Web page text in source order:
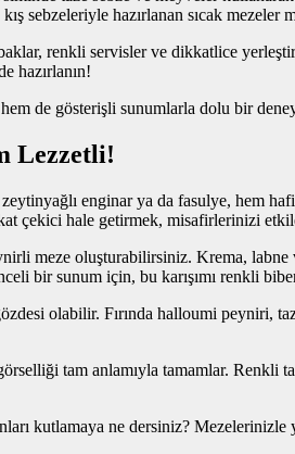
sebzeleriyle hazırlanan sıcak mezeler
renkli servisler ve dikkatlice
hazırlanın!
de gösterişli sunumlarla dolu bir
Lezzetli!
enginar ya da fasulye, hem
çekici hale getirmek, misafirlerinizi
meze oluşturabilirsiniz. Krema,
bir sunum için, bu karışımı renkli
olabilir. Fırında halloumi
tam anlamıyla tamamlar. Renkli
kutlamaya ne dersiniz? Mezelerinizle